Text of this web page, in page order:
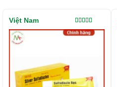
Được xếp
hạng5.00
Việt Nam